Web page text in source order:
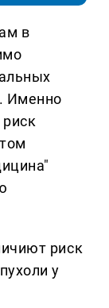
в
Именно
риск
у